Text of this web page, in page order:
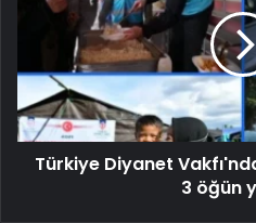
Türkiye Diyanet
3 öğün